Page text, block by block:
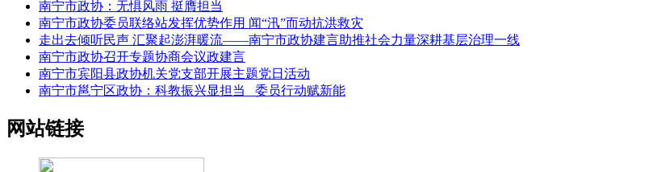
南宁市政协：无惧风雨 挺膺担当
南宁市政协委员联络站发挥优势作用 闻“汛”而动抗洪救灾
走出去倾听民声 汇聚起澎湃暖流——南宁市政协建言助推社会力量深耕基层治理一线
南宁市政协召开专题协商会议政建言
南宁市宾阳县政协机关党支部开展主题党日活动
南宁市邕宁区政协：科教振兴显担当 委员行动赋新能
网站链接